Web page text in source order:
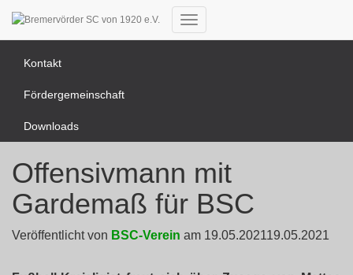
Kontakt
Fördergemeinschaft
Downloads
Navigation
Offensivmann mit
Gardemaß für BSC
Veröffentlicht von BSC-Verein am 19.05.202119.05.2021